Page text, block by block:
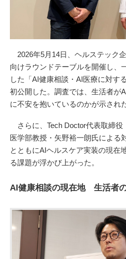
2026年5月14日、ヘルステック
向けラウンドテーブルを開催し、
した「AI健康相談・AI医療に対す
初公開した。調査では、生活者が
に不安を抱いているのかが示された
さらに、Tech Doctor代表取締役
医学部教授・矢野裕一朗氏による
とともにAIヘルスケア実装の現在
る課題が浮かび上がった。
AI健康相談の現在地 生活者